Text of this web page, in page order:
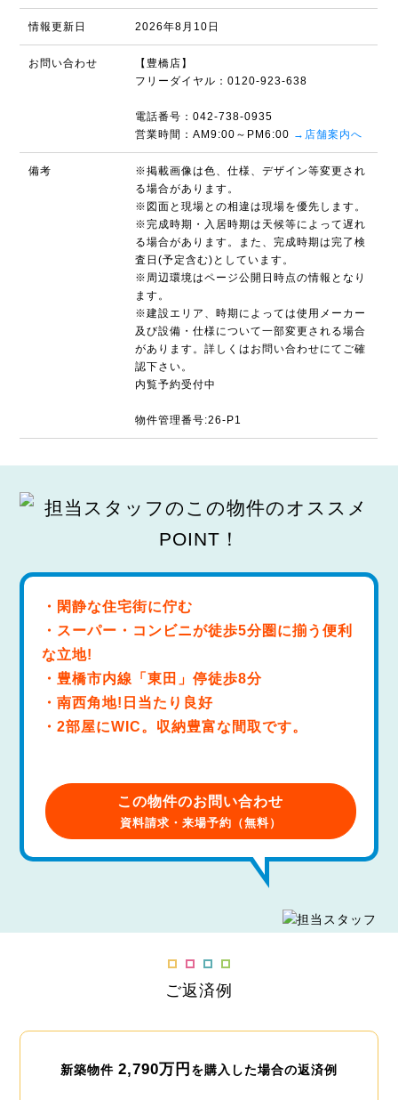
情報更新日 2026年8月10日
お問い合わせ
【豊橋店】
フリーダイヤル：0120-923-638
電話番号：042-738-0935
営業時間：AM9:00～PM6:00 →店舗案内へ
備考
※掲載画像は色、仕様、デザイン等変更され
る場合があります。
※図面と現場との相違は現場を優先します。
※完成時期・入居時期は天候等によって遅れ
る場合があります。また、完成時期は完了検
査日(予定含む)としています。
※周辺環境はページ公開日時点の情報となり
ます。
※建設エリア、時期によっては使用メーカー
及び設備・仕様について一部変更される場合
があります。詳しくはお問い合わせにてご確
認下さい。
内覧予約受付中
物件管理番号:26-P1
・閑静な住宅街に佇む
・スーパー・コンビニが徒歩5分圏に揃う便利
な立地!
・豊橋市内線「東田」停徒歩8分
・南西角地!日当たり良好
・2部屋にWIC。収納豊富な間取です。
この物件のお問い合わせ
資料請求・来場予約（無料）
ご返済例
新築物件 2,790万円 を購入した場合の返済例